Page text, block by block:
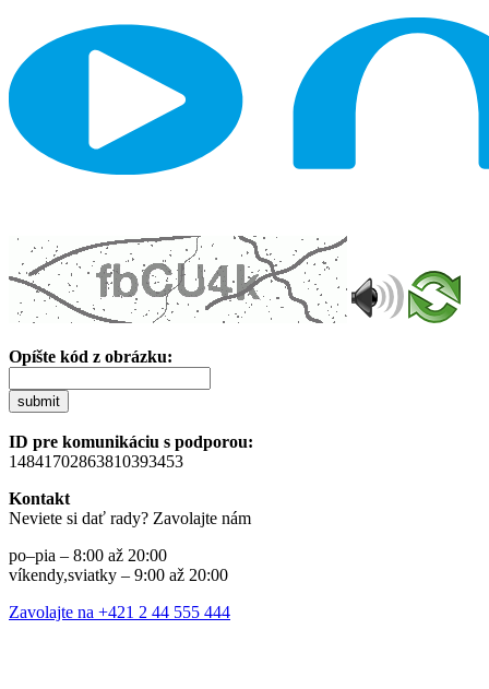
Opíšte kód z obrázku:
submit
ID pre komunikáciu s podporou:
14841702863810393453
Kontakt
Neviete si dať rady? Zavolajte nám
po–pia – 8:00 až 20:00
víkendy,sviatky – 9:00 až 20:00
Zavolajte na +421 2 44 555 444